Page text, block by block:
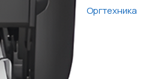
Оргтехника